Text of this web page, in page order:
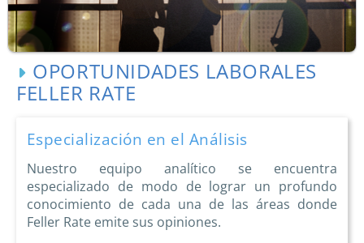
OPORTUNIDADES LABORALES
FELLER RATE
Especialización en el Análisis
Nuestro equipo analítico se encuentra
especializado de modo de lograr un profundo
conocimiento de cada una de las áreas donde
Feller Rate emite sus opiniones.